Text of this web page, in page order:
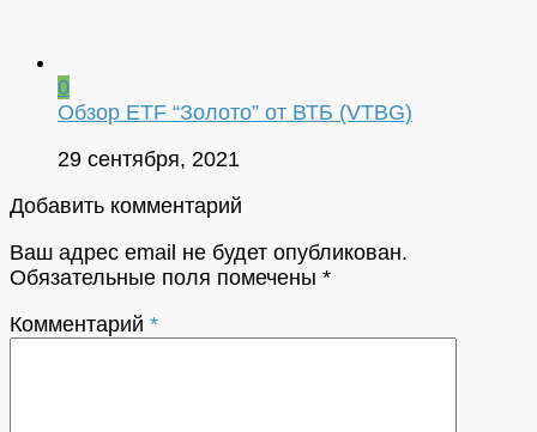
0
Обзор ETF “Золото” от ВТБ (VTBG)
29 сентября, 2021
Добавить комментарий
Ваш адрес email не будет опубликован.
Обязательные поля помечены *
Комментарий *